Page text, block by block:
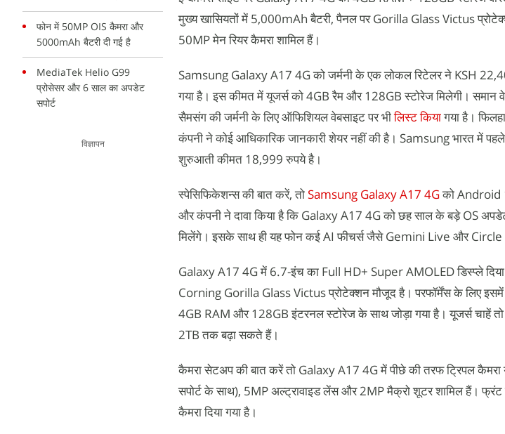
फोन में 50MP OIS कैमरा और
5000mAh बैटरी दी गई है
MediaTek Helio G99
प्रोसेसर और 6 साल का अपडेट
सपोर्ट
विज्ञापन
मुख्य खासियतों में 5,000mAh बैटरी, पैनल पर Gorilla Glass Victus
50MP मेन रियर कैमरा शामिल हैं।
Samsung Galaxy A17 4G को जर्मनी के एक लोकल रिटेलर ने KSH
गया है। इस कीमत में यूजर्स को 4GB रैम और 128GB स्टोरेज मिलेगी। समान
सैमसंग की जर्मनी के लिए ऑफिशियल वेबसाइट पर भीलिस्ट कियागया है।
कंपनी ने कोई आधिकारिक जानकारी शेयर नहीं की है। Samsung भारत में
शुरुआती कीमत 18,999 रुपये है।
स्पेसिफिकेशन्स की बात करें, तो Samsung Galaxy A17 4Gको Android
और कंपनी ने दावा किया है कि Galaxy A17 4G को छह साल के बड़े OS
मिलेंगे। इसके साथ ही यह फोन कई AI फीचर्स जैसे Gemini Live और Circle
Galaxy A17 4G में 6.7-इंच का Full HD+ Super AMOLED डिस्प्ले
Corning Gorilla Glass Victus प्रोटेक्शन मौजूद है। परफॉर्मेंस के लिए
4GB RAM और 128GB इंटरनल स्टोरेज के साथ जोड़ा गया है। यूजर्स चाहें
2TB तक बढ़ा सकते हैं।
कैमरा सेटअप की बात करें तो Galaxy A17 4G में पीछे की तरफ ट्रिपल
सपोर्ट के साथ), 5MP अल्ट्रावाइड लेंस और 2MP मैक्रो शूटर शामिल हैं।
कैमरा दिया गया है।